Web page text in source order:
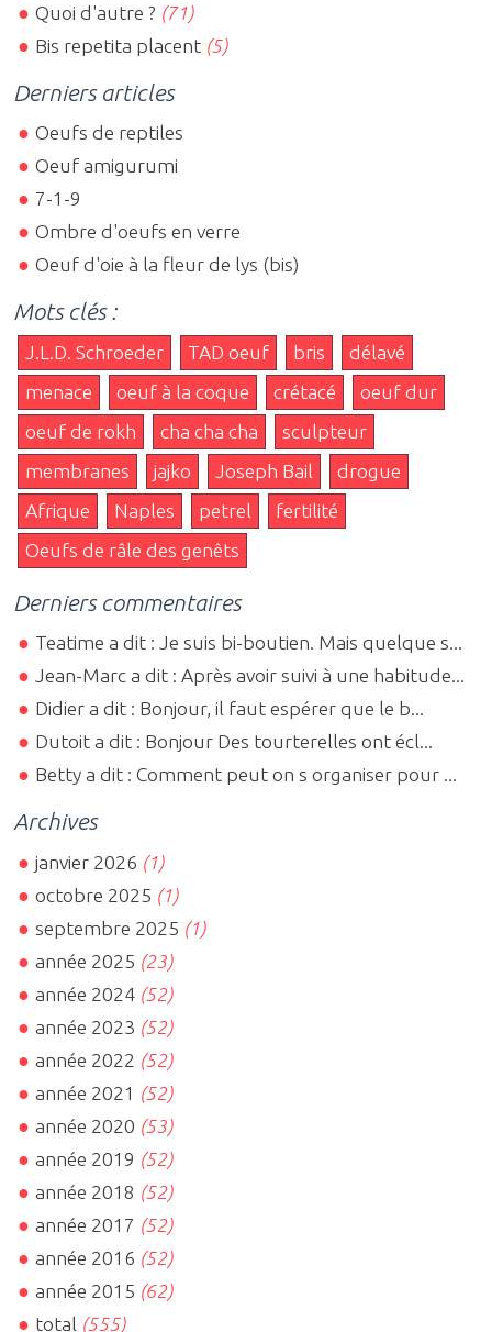
Quoi d'autre ? (71)
Bis repetita placent (5)
Derniers articles
Oeufs de reptiles
Oeuf amigurumi
7-1-9
Ombre d'oeufs en verre
Oeuf d'oie à la fleur de lys (bis)
Mots clés :
J.L.D. Schroeder TAD oeuf bris
délavé
menace
oeuf à la coque crétacé
oeuf dur
oeuf de rokh
cha cha cha
sculpteur
membranes
jajko Joseph Bail
drogue
Afrique
Naples petrel
fertilité
Oeufs de râle des genêts
Derniers commentaires
Teatime a dit : Je suis bi-boutien. Mais quelque s...
Jean-Marc a dit : Après avoir suivi à une habitude...
Didier a dit : Bonjour, il faut espérer que le b...
Dutoit a dit : Bonjour Des tourterelles ont écl...
Betty a dit : Comment peut on s organiser pour ...
Archives
janvier 2026 (1)
octobre 2025 (1)
septembre 2025 (1)
année 2025 (23)
année 2024 (52)
année 2023 (52)
année 2022 (52)
année 2021 (52)
année 2020 (53)
année 2019 (52)
année 2018 (52)
année 2017 (52)
année 2016 (52)
année 2015 (62)
total (555)